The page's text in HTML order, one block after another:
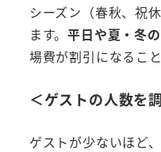
シーズン（春秋、祝
ます。平日や夏・冬
場費が割引になるこ
＜ゲストの人数を
ゲストが少ないほど